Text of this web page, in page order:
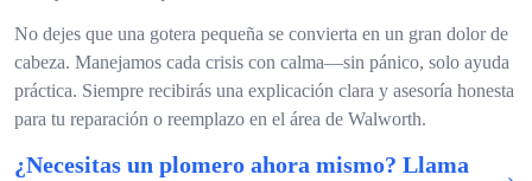
No dejes que una gotera pequeña se convierta en un gran dolor de
cabeza. Manejamos cada crisis con calma—sin pánico, solo ayuda
práctica. Siempre recibirás una explicación clara y asesoría honesta
para tu reparación o reemplazo en el área de Walworth.
¿Necesitas un plomero ahora mismo? Llama